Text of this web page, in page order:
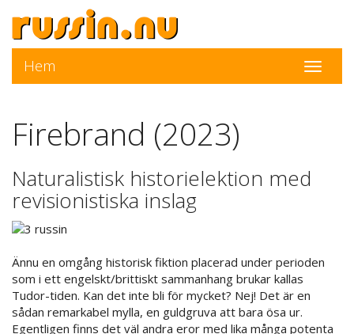
Toggle
Hem
Firebrand (2023)
Naturalistisk historielektion med
revisionistiska inslag
Ännu en omgång historisk fiktion placerad under perioden
som i ett engelskt/brittiskt sammanhang brukar kallas
Tudor-tiden. Kan det inte bli för mycket? Nej! Det är en
sådan remarkabel mylla, en guldgruva att bara ösa ur.
Egentligen finns det väl andra eror med lika många potenta